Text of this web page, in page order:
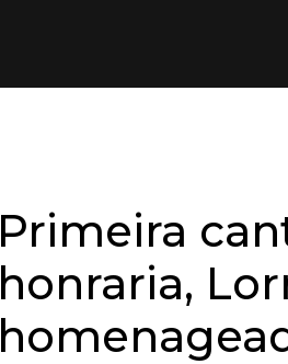
Primeira
honraria,